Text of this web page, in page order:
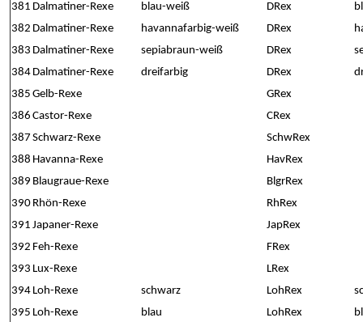
381 Dalmatiner-Rexe blau-weiß DRex
382 Dalmatiner-Rexe havannafarbig-weiß DRex
383 Dalmatiner-Rexe sepiabraun-weiß DRex
384 Dalmatiner-Rexe dreifarbig DRex
385 Gelb-Rexe
GRex
386 Castor-Rexe
CRex
387 Schwarz-Rexe
SchwRex
388 Havanna-Rexe
HavRex
389 Blaugraue-Rexe
BlgrRex
390 Rhön-Rexe
RhRex
391 Japaner-Rexe
JapRex
392 Feh-Rexe
FRex
393 Lux-Rexe
LRex
394 Loh-Rexe schwarz LohRex
395 Loh-Rexe blau LohRex